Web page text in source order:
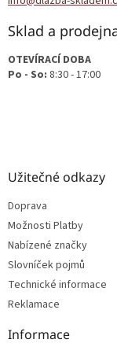
Sklad a
OTEVÍRACÍ DOBA
Po - So: 8:30 - 17:00
Užitečné odkazy
Doprava
Možnosti Platby
Nabízené značky
Slovníček pojmů
Technické informace
Reklamace
Informace